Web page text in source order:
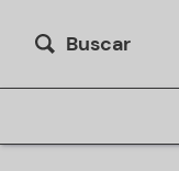
Buscar